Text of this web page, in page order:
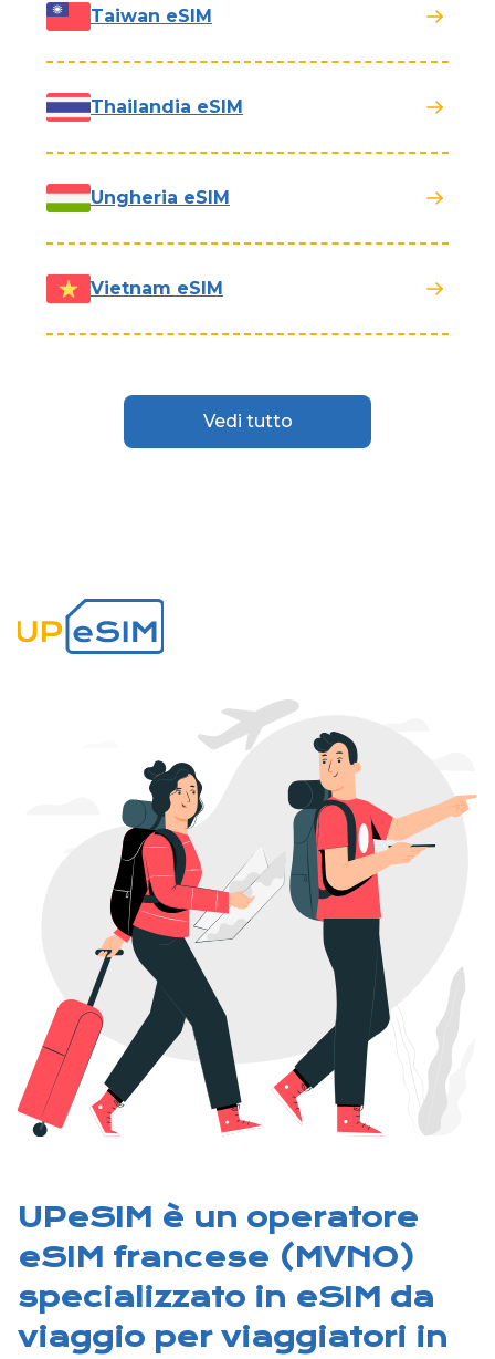
Taiwan eSIM
Thailandia eSIM
Ungheria eSIM
Vietnam eSIM
Vedi tutto
UPeSIM è un operatore
eSIM francese (MVNO)
specializzato in eSIM da
viaggio per viaggiatori in